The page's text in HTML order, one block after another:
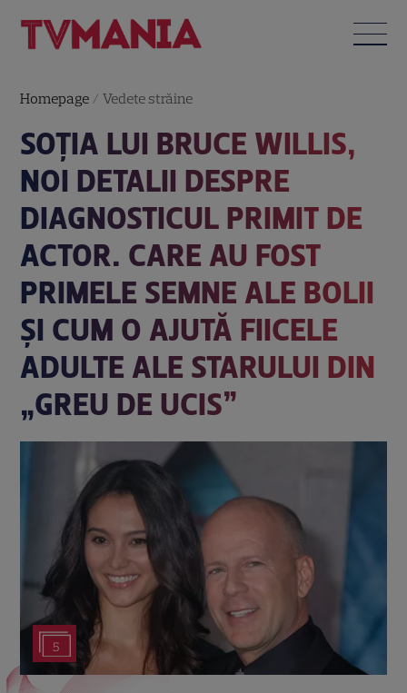
Homepage /Vedete străine
SOȚIA LUI BRUCE WILLIS,
NOI DETALII DESPRE
DIAGNOSTICUL PRIMIT DE
ACTOR. CARE AU FOST
PRIMELE SEMNE ALE BOLII
ȘI CUM O AJUTĂ FIICELE
ADULTE ALE STARULUI DIN
„GREU DE UCIS”
5